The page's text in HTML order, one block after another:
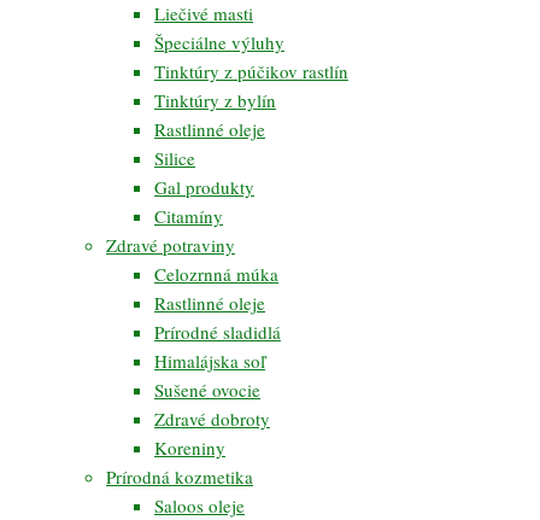
Liečivé masti
Špeciálne výluhy
Tinktúry z púčikov rastlín
Tinktúry z bylín
Rastlinné oleje
Silice
Gal produkty
Citamíny
Zdravé potraviny
Celozrnná múka
Rastlinné oleje
Prírodné sladidlá
Himalájska soľ
Sušené ovocie
Zdravé dobroty
Koreniny
Prírodná kozmetika
Saloos oleje